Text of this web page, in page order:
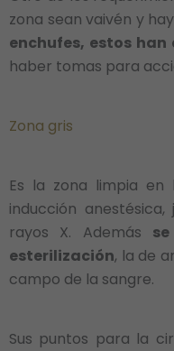
zona sean vaivén y
enchufes, estos
haber tomas para
Zona gris
Es la zona limpia
inducción
rayos X. Además
esterilización, la de
campo de la sangre.
Sus puntos para la